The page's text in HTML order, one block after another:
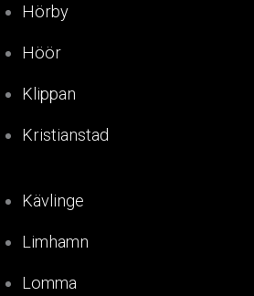
Hörby
Höör
Klippan
Kristianstad
Kävlinge
Limhamn
Lomma